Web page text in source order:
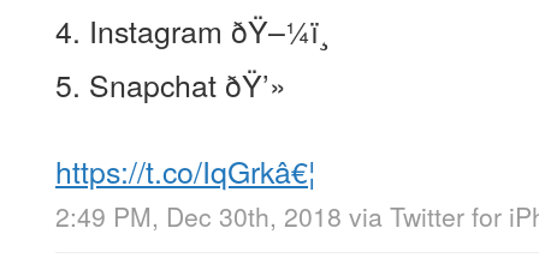
4. Instagram ðŸ–¼ï¸
5. Snapchat ðŸ’»
https://t.co/IqGrkâ€¦
2:49 PM, Dec 30th, 2018 via Twitter for